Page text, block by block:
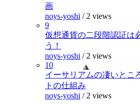
画
noys-yoshi / 2 views
9
仮想通貨の二段階認証は
う！
noys-yoshi / 2 views
10
イーサリアムの凄いとこ
トの仕組み
noys-yoshi / 2 views